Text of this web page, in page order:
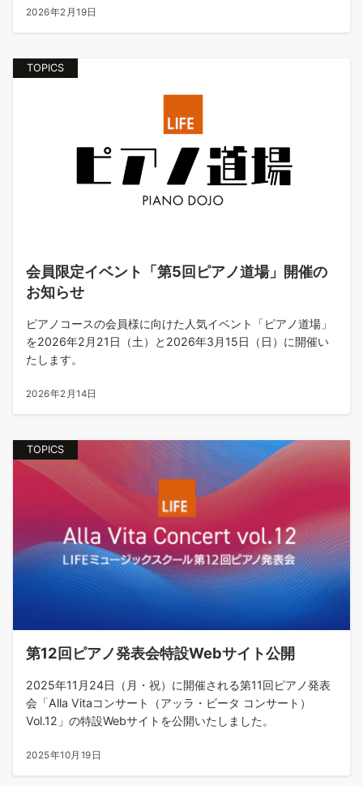
2026年2月19日
TOPICS
会員限定イベント「第5回ピアノ道場」開催の
お知らせ
ピアノコースの会員様に向けた人気イベント「ピアノ道場」
を2026年2月21日（土）と2026年3月15日（日）に開催い
たします。
2026年2月14日
TOPICS
第12回ピアノ発表会特設Webサイト公開
2025年11月24日（月・祝）に開催される第11回ピアノ発表
会「Alla Vitaコンサート（アッラ・ビータ コンサート）
Vol.12」の特設Webサイトを公開いたしました。
2025年10月19日